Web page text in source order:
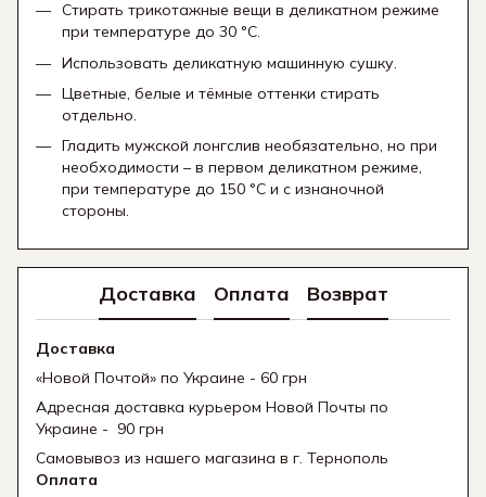
Стирать трикотажные вещи в деликатном режиме
при температуре до 30 °C.
Использовать деликатную машинную сушку.
Цветные, белые и тёмные оттенки стирать
отдельно.
Гладить мужской лонгслив необязательно, но при
необходимости – в первом деликатном режиме,
при температуре до 150 °C и с изнаночной
стороны.
Доставка Оплата Возврат
Доставка
«Новой Почтой» по Украине - 60 грн
Адресная доставка курьером Новой Почты по
Украине - 90 грн
Самовывоз из нашего магазина в г. Тернополь
Оплата